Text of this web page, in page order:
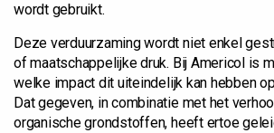
wordt gebruikt.
Deze verduurzaming wordt niet enkel
of maatschappelijke druk. Bij Americol is
welke impact dit uiteindelijk kan hebben
Dat gegeven, in combinatie met het
organische grondstoffen, heeft ertoe